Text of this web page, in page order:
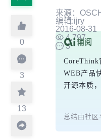
0
3
13
来源：
编辑:ijry
2016-08-31
4,797
3
CoreThink
WEB产品
开源本质
总结由社